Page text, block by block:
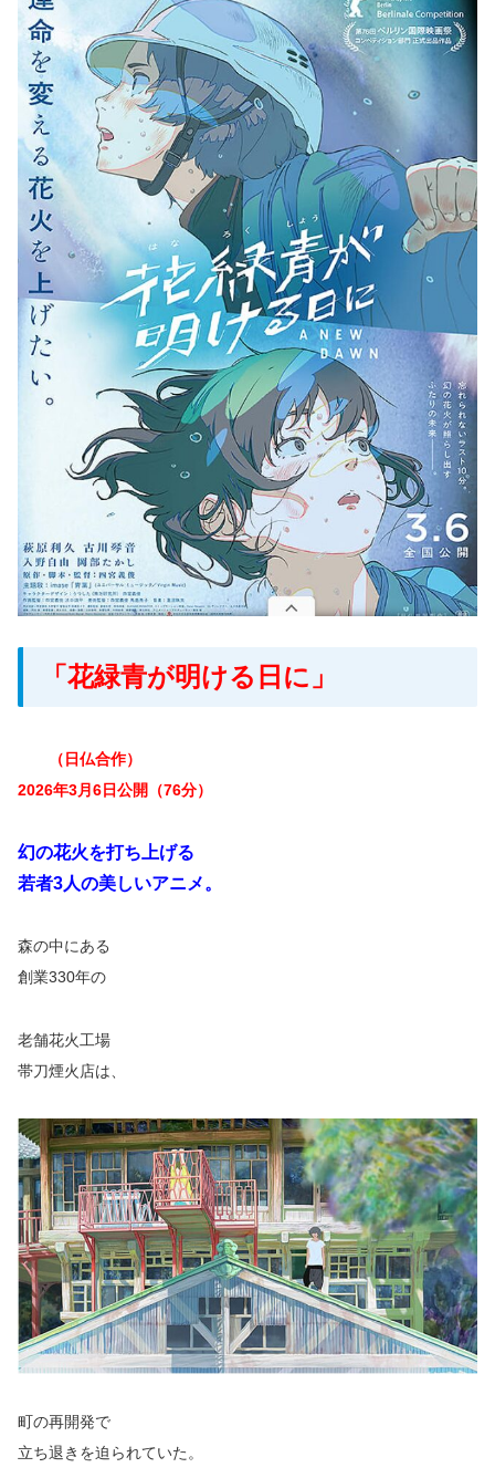
「花緑青が明ける日に」
（日仏合作）
2026年3月6日公開（76分）
幻の花火を打ち上げる
若者3人の美しいアニメ。
森の中にある
創業330年の
老舗花火工場
帯刀煙火店は、
町の再開発で
立ち退きを迫られていた。